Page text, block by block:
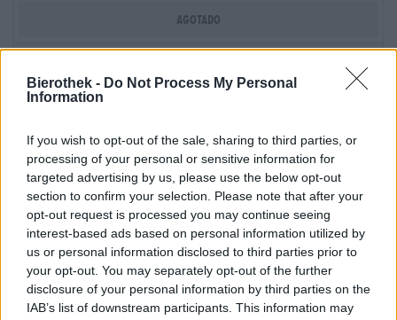
Bierothek - Do Not Process My Personal
Information
If you wish to opt-out of the sale, sharing to third parties, or
processing of your personal or sensitive information for
targeted advertising by us, please use the below opt-out
section to confirm your selection. Please note that after your
opt-out request is processed you may continue seeing
interest-based ads based on personal information utilized by
us or personal information disclosed to third parties prior to
your opt-out. You may separately opt-out of the further
disclosure of your personal information by third parties on the
IAB’s list of downstream participants. This information may
Agotado
Vino de cebada